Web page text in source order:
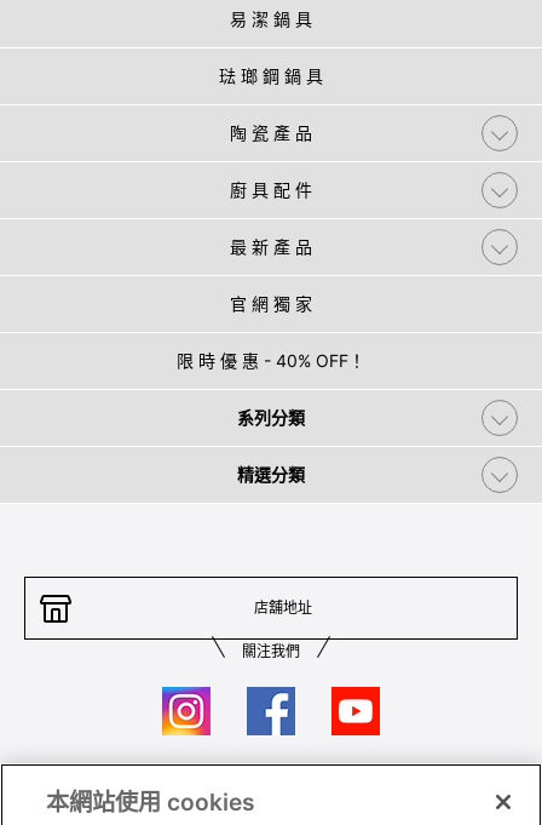
易 潔 鍋 具
琺 瑯 鋼 鍋 具
陶 瓷 產 品
廚 具 配 件
最 新 產 品
官 網 獨 家
限 時 優 惠 - 40% OFF！
系列分類
精選分類
店舖地址
關注我們
聯絡我們
本網站使用 cookies